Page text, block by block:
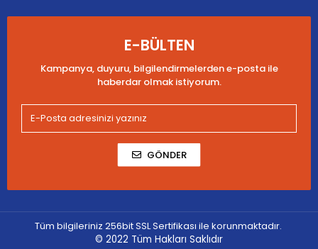
E-BÜLTEN
Kampanya, duyuru, bilgilendirmelerden e-posta ile
haberdar olmak istiyorum.
GÖNDER
Tüm bilgileriniz 256bit SSL Sertifikası ile korunmaktadır.
© 2022 Tüm Hakları Saklıdır